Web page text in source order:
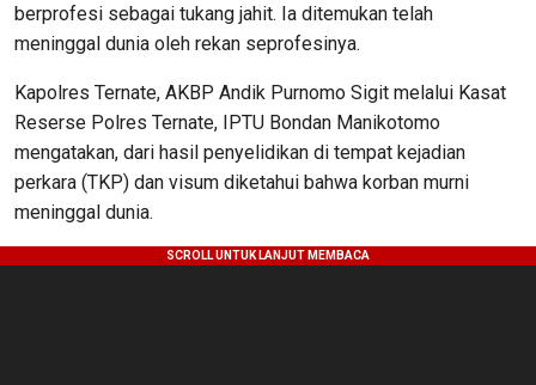
berprofesi sebagai tukang jahit. Ia ditemukan telah
meninggal dunia oleh rekan seprofesinya.
Kapolres Ternate, AKBP Andik Purnomo Sigit melalui Kasat
Reserse Polres Ternate, IPTU Bondan Manikotomo
mengatakan, dari hasil penyelidikan di tempat kejadian
perkara (TKP) dan visum diketahui bahwa korban murni
meninggal dunia.